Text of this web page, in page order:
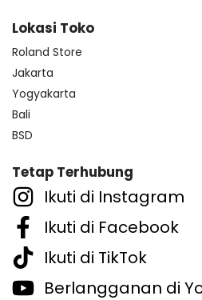
Lokasi Toko
Roland Store
Jakarta
Yogyakarta
Bali
BSD
Tetap Terhubung
Ikuti di Instagram
Ikuti di Facebook
Ikuti di TikTok
Berlangganan di